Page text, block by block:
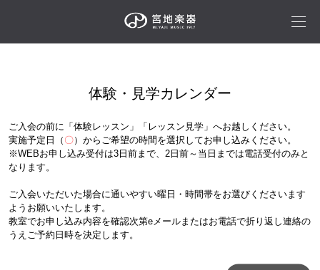
体験・見学カレンダー
ご入会の前に「体験レッスン」「レッスン見学」へお越しください。
実施予定日（ 〇）からご希望の時間を選択してお申し込みください。
※WEBお申し込み受付は3日前まで、2日前～当日までは電話受付のみと
なります。
ご入会いただいた場合に通いやすい曜日・時間帯をお選びくださいます
ようお願いいたします。
教室でお申し込み内容を確認次第eメールまたはお電話で折り返し連絡の
うえご予約日時を決定します。